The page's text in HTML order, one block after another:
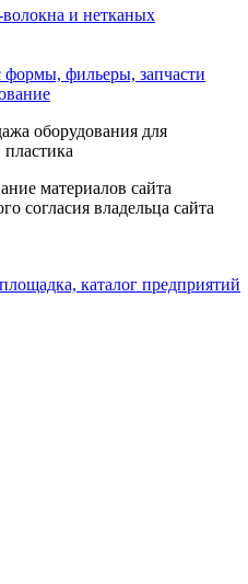
и нетканых
фильеры, запчасти
материалов сайта
согласия владельца сайта